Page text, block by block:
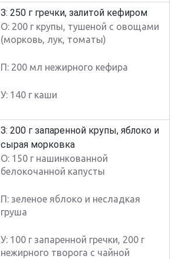
З: 250 г гречки, залитой кефиром
О: 200 г крупы, тушеной с овощами
(морковь, лук, томаты)
П: 200 мл нежирного кефира
У: 140 г каши
З: 200 г запаренной крупы, яблоко и
сырая морковка
О: 150 г нашинкованной
белокочанной капусты
П: зеленое яблоко и несладкая
груша
У: 100 г запаренной гречки, 200 г
нежирного творога с чайной